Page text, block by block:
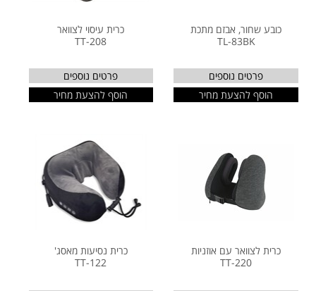
כובע שחור, אבזם מתכת
TL-83BK
פרטים נוספים
הוסף להצעת מחיר
כרית עיסוי לצוואר
TT-208
פרטים נוספים
הוסף להצעת מחיר
כרית לצוואר עם אוזניות
TT-220
כרית נסיעות מאסג'
TT-122